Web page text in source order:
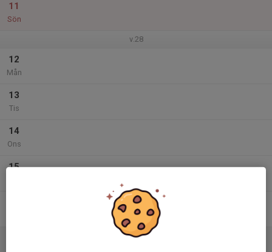
11
Sön
v.28
12
Mån
13
Tis
14
Ons
15